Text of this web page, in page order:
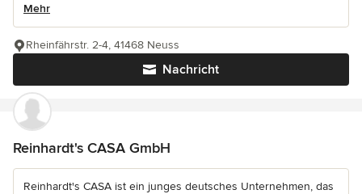
Mehr
Nachricht
Rheinfährstr. 2-4, 41468 Neuss
Reinhardt's CASA GmbH
Reinhardt's CASA ist ein junges deutsches Unternehmen, das